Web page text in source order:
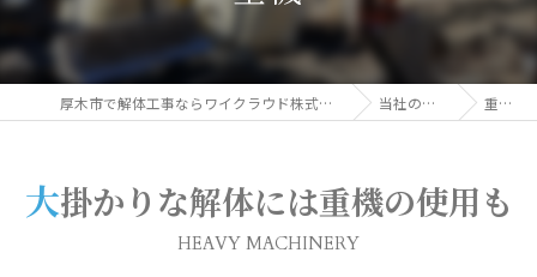
厚木市で解体工事ならワイクラウド株式会社 当社の特徴 重機
大掛かりな解体には重機の使用も
HEAVY MACHINERY